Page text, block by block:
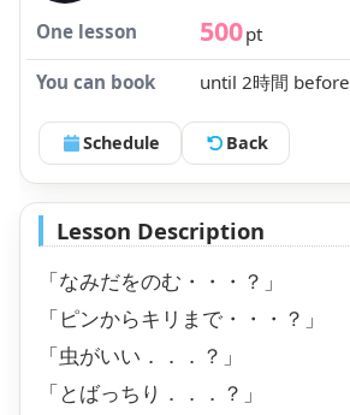
One lesson 500pt
You can book
until 2時間 before
Schedule Back
Lesson Description
「なみだをのむ・・・？」
「ピンからキリまで・・・？」
「虫がいい．．．？」
「とばっちり．．．？」